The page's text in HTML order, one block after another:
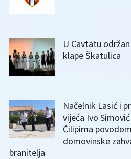
U Cavtatu
klape Škatulica
Načelnik Lasić i
vijeća Ivo
Čilipima
domovinske
branitelja